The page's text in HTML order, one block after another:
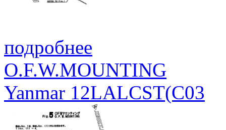
подробнее
O.F.W.MOUNTING
Yanmar 12LALCST(C03